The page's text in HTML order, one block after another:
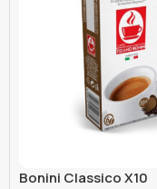
Bonini Classico X10